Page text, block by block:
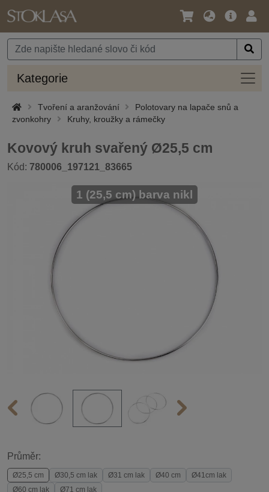
Jazyk
Měna
Hlavní
Kategorie
Tvoření a aranžování
Polotovary na lapače snů a
zvonkohry
Kruhy, kroužky a rámečky
Kovový kruh svařený Ø25,5 cm
Kód: 780006_197121_83665
1 (25,5 cm) barva nikl
Průměr:
Ø25,5 cm Ø30,5 cm lak Ø31 cm lak Ø40 cm
Ø41cm lak
Ø60 cm lak
Ø71 cm lak